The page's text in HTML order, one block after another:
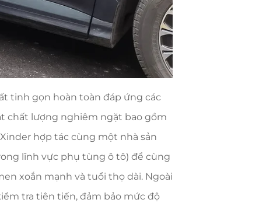
tinh gọn hoàn toàn đáp ứng các
chất lượng nghiêm ngặt bao gồm
hợp tác cùng một nhà sản
lĩnh vực phụ tùng ô tô) để cùng
xoắn mạnh và tuổi thọ dài. Ngoài
tra tiên tiến, đảm bảo mức độ